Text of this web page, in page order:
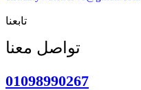
تابعنا
تواصل معنا
01098990267